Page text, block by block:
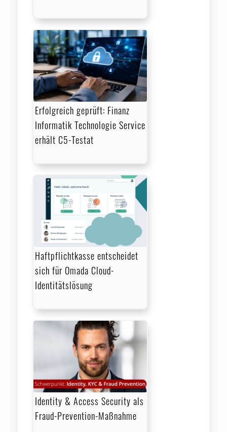
Erfolgreich geprüft: Finanz
Informatik Technologie Service
erhält C5-Testat
Haftpflichtkasse entscheidet
sich für Omada Cloud-
Identitätslösung
Identity & Access Security als
Fraud-Prevention-Maßnahme